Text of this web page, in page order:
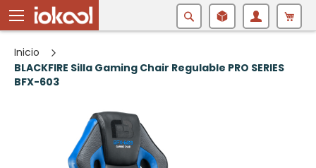
Buscar
Inicio
BLACKFIRE Silla Gaming Chair Regulable PRO SERIES
BFX-603